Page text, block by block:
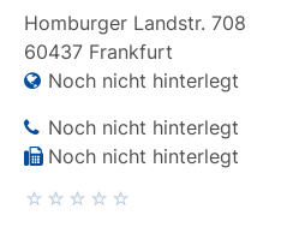
Homburger Landstr. 708
60437 Frankfurt
Noch nicht hinterlegt
Noch nicht hinterlegt
Noch nicht hinterlegt